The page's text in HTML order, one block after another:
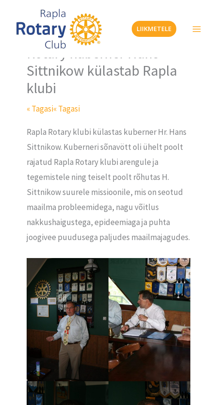
content
LIIKMETELE
Rotary kuberner Hans
Sittnikow külastab Rapla
klubi
« Tagasi« Tagasi
Rapla Rotary klubi külastas kuberner Hr. Hans
Sittnikow. Kuberneri sõnavött oli ühelt poolt
rajatud Rapla Rotary klubi arengule ja
tegemistele ning teiselt poolt rõhutas H.
Sittnikow suurele missioonile, mis on seotud
maailma probleemidega, nagu võitlus
nakkushaigustega, epideemiaga ja puhta
joogivee puudusega paljudes maailmajagudes.